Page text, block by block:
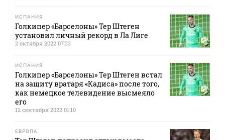
ИСПАНИЯ
Голкипер «Барселоны» Тер Штеген
установил личный рекорд в Ла Лиге
2 октября 2022 07:33
ИСПАНИЯ
Голкипер «Барселоны» Тер Штеген встал
на защиту вратаря «Кадиса» после того,
как немецкое телевидение высмеяло
его
12 сентября 2022 01:10
ЕВРОПА